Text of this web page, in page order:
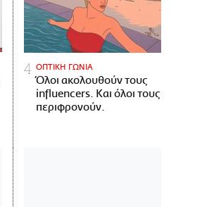
ΟΠΤΙΚΗ ΓΩΝΙΑ
Όλοι ακολουθούν τους
influencers. Και όλοι τους
περιφρονούν.